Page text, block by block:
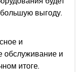
выгоду.
и
обслуживание и
итоге.